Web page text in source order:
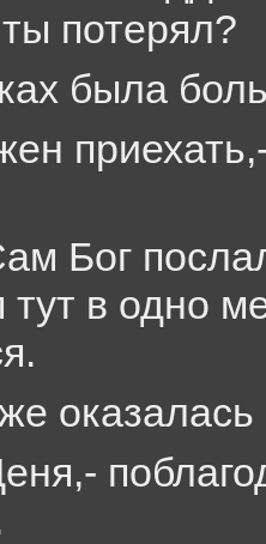
потерял?
была
Бог
в одно